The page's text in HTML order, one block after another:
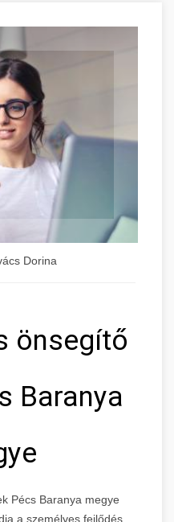
Dorina
önsegítő
Baranya
Pécs Baranya megye
a személyes fejlődés